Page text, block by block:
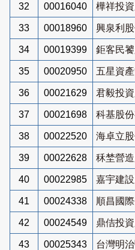
32 00016040 樺祥投
33 00018960 興泉利
34 00019399 鉅客民
35 00020950 五星資
36 00021629 君毅投
37 00021698 科基股
38 00022520 海卓立
39 00022628 秝埜營
40 00022985 嘉宇建
41 00024338 順昌國
42 00024549 鼎佶投
43 00025343 台灣明